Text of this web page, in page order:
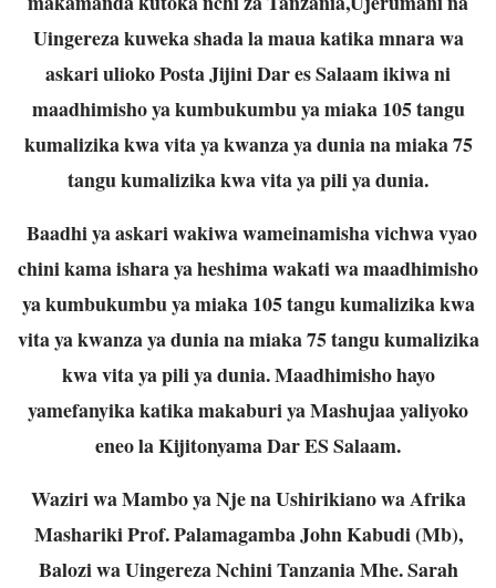
Uingereza kuweka shada la maua katika mnara wa
askari ulioko Posta Jijini Dar es Salaam ikiwa ni
maadhimisho ya kumbukumbu ya miaka 105 tangu
kumalizika kwa vita ya kwanza ya dunia na miaka 75
tangu kumalizika kwa vita ya pili ya dunia.
Baadhi ya askari wakiwa wameinamisha vichwa vyao
chini kama ishara ya heshima wakati wa maadhimisho
ya kumbukumbu ya miaka 105 tangu kumalizika kwa
vita ya kwanza ya dunia na miaka 75 tangu kumalizika
kwa vita ya pili ya dunia. Maadhimisho hayo
yamefanyika katika makaburi ya Mashujaa yaliyoko
eneo la Kijitonyama Dar ES Salaam.
Waziri wa Mambo ya Nje na Ushirikiano wa Afrika
Mashariki Prof. Palamagamba John Kabudi (Mb),
Balozi wa Uingereza Nchini Tanzania Mhe. Sarah